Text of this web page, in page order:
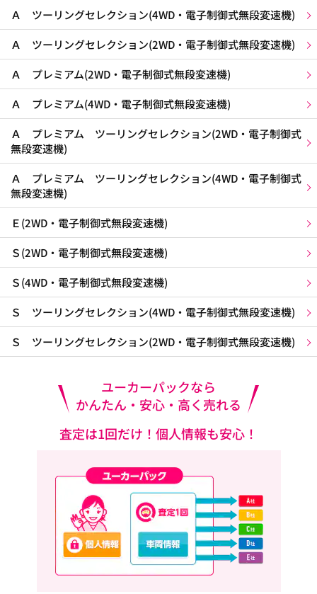
Ａ ツーリングセレクション(4WD・電子制御式無段変速機)
Ａ ツーリングセレクション(2WD・電子制御式無段変速機)
Ａ プレミアム(2WD・電子制御式無段変速機)
Ａ プレミアム(4WD・電子制御式無段変速機)
Ａ プレミアム ツーリングセレクション(2WD・電子制御式
無段変速機)
Ａ プレミアム ツーリングセレクション(4WD・電子制御式
無段変速機)
Ｅ(2WD・電子制御式無段変速機)
Ｓ(2WD・電子制御式無段変速機)
Ｓ(4WD・電子制御式無段変速機)
Ｓ ツーリングセレクション(4WD・電子制御式無段変速機)
Ｓ ツーリングセレクション(2WD・電子制御式無段変速機)
ユーカーパックなら
かんたん・安心・高く売れる
査定は1回だけ！個人情報も安心！